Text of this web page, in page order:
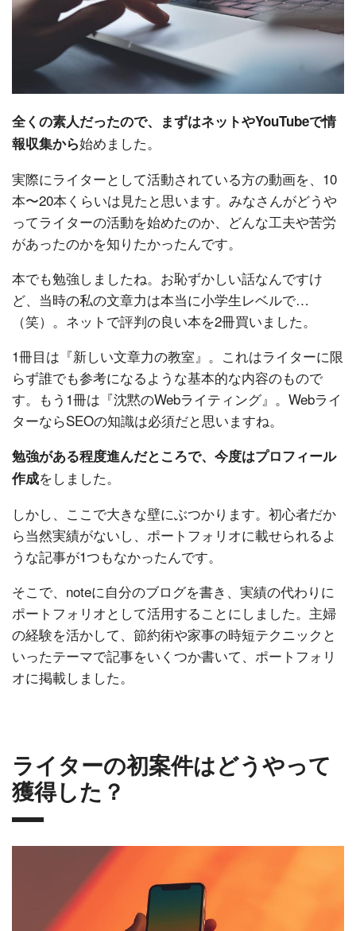
全くの素人だったので、まずはネットやYouTubeで情
報収集から始めました。
実際にライターとして活動されている方の動画を、10
本〜20本くらいは見たと思います。みなさんがどうや
ってライターの活動を始めたのか、どんな工夫や苦労
があったのかを知りたかったんです。
本でも勉強しましたね。お恥ずかしい話なんですけ
ど、当時の私の文章力は本当に小学生レベルで…
（笑）。ネットで評判の良い本を2冊買いました。
1冊目は『新しい文章力の教室』。これはライターに限
らず誰でも参考になるような基本的な内容のもので
す。もう1冊は『沈黙のWebライティング』。Webライ
ターならSEOの知識は必須だと思いますね。
勉強がある程度進んだところで、今度はプロフィール
作成をしました。
しかし、ここで大きな壁にぶつかります。初心者だか
ら当然実績がないし、ポートフォリオに載せられるよ
うな記事が1つもなかったんです。
そこで、noteに自分のブログを書き、実績の代わりに
ポートフォリオとして活用することにしました。主婦
の経験を活かして、節約術や家事の時短テクニックと
いったテーマで記事をいくつか書いて、ポートフォリ
オに掲載しました。
ライターの初案件はどうやって
獲得した？